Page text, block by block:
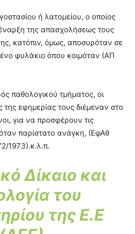
ή λατομείου, ο οποίος
της απασχολήσεως τους
κατόπιν, όμως, αποσυρόταν σε
φυλάκιο όπου κοιμόταν (ΑΠ
παθολογικού τμήματος, οι
της εφημερίας τους διέμεναν στο
για να προσφέρουν τις
παρίστατο ανάγκη, (ΕφΑθ
1973).κ.λ.π.
Δίκαιο και
του
της Ε.Ε